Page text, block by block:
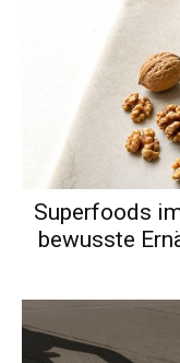
Superfoods
bewusste